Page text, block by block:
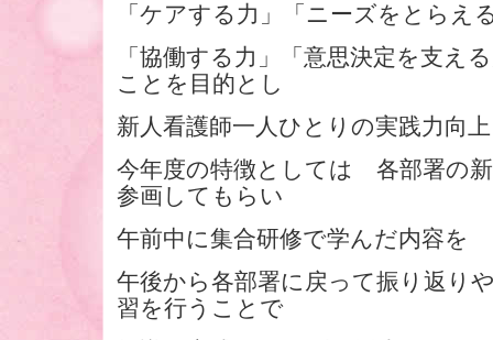
「ケアする力」「ニーズをとらえ
「協働する力」「意思決定を支え
ことを目的とし
新人看護師一人ひとりの実践力向
今年度の特徴としては 各部署の
参画してもらい
午前中に集合研修で学んだ内容を
午後から各部署に戻って振り返り
習を行うことで